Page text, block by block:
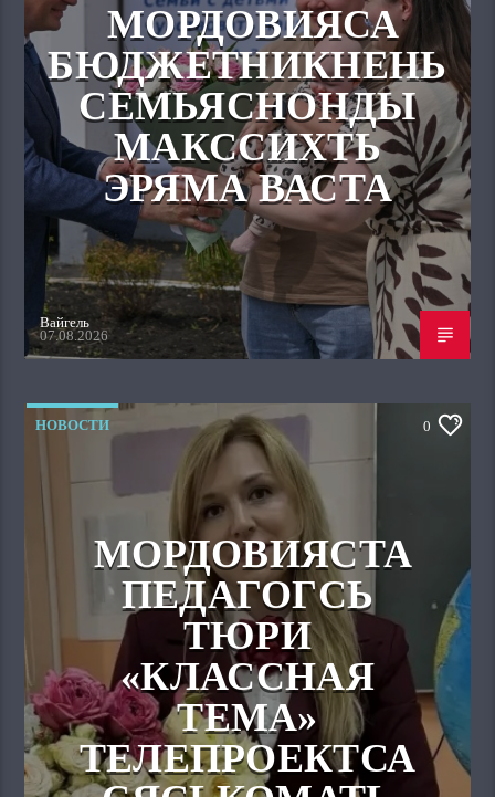
МОРДОВИЯСА
БЮДЖЕТНИКНЕНЬ
СЕМЬЯСНОНДЫ
МАКССИХТЬ
ЭРЯМА ВАСТА
Вайгель
07.08.2026
НОВОСТИ 0
МОРДОВИЯСТА
ПЕДАГОГСЬ
ТЮРИ
«КЛАССНАЯ
ТЕМА»
ТЕЛЕПРОЕКТСА